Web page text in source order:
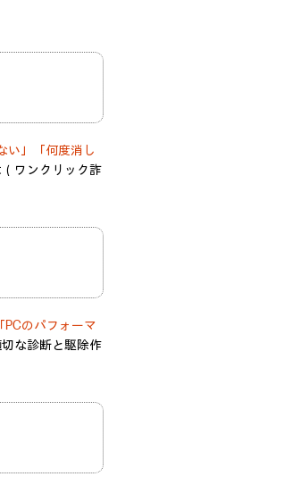
い」「何度消し
ワンクリック詐
PCのパフォーマ
な診断と駆除作